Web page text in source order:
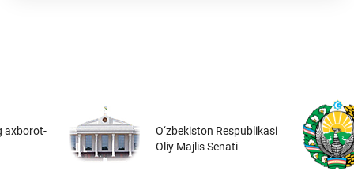
axborot-
O‘zbekiston Respublikasi
Oliy Majlis Senati